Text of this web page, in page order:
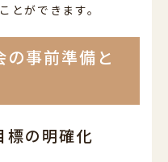
とができます。
事前準備と
標の明確化